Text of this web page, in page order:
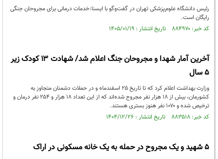
رئیس دانشگاه علوم‌پزشکی تهران در گفت‌وگو با ایسنا:خدمات درمانی برای مجروحان جنگی
رایگان است.
کد خبر: ۸۸۴۹۷۰ تاریخ انتشار : ۱۴۰۵/۰۱/۱۹
آخرین آمار شهدا و مجروحان جنگ اعلام شد/ شهادت ۱۳ کودک زیر
۵ سال
وزارت بهداشت اعلام کرد که تا تاریخ ۲۵ اسفندماه و در حملات دشمنان متجاوز به
کشورمان، بیش از ۱۸ هزار نفر مجروح شده‌اند که از این تعداد ۱۸ هزار و ۲۵۴ نفر درمان و
ترخیص شده و ۱۰۷۰ نفر هنوز بستری هستند.
کد خبر: ۸۸۳۵۱۸ تاریخ انتشار : ۱۴۰۴/۱۲/۲۶
۵ شهید و یک مجروح در حمله به یک خانه مسکونی در اراک